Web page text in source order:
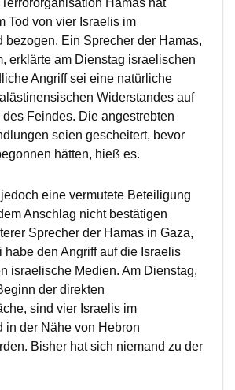
Hamas hat
Tod von vier Israelis im
bezogen. Ein Sprecher der Hamas,
erklärte am Dienstag israelischen
Angriff sei eine natürliche
Widerstandes auf
Feindes. Die angestrebten
seien gescheitert, bevor
hätten, hieß es.
eine vermutete Beteiligung
Anschlag nicht bestätigen
Sprecher der Hamas in Gaza,
habe den Angriff auf die Israelis
israelische Medien. Am Dienstag,
der direkten
sind vier Israelis im
in der Nähe von Hebron
Bisher hat sich niemand zu der